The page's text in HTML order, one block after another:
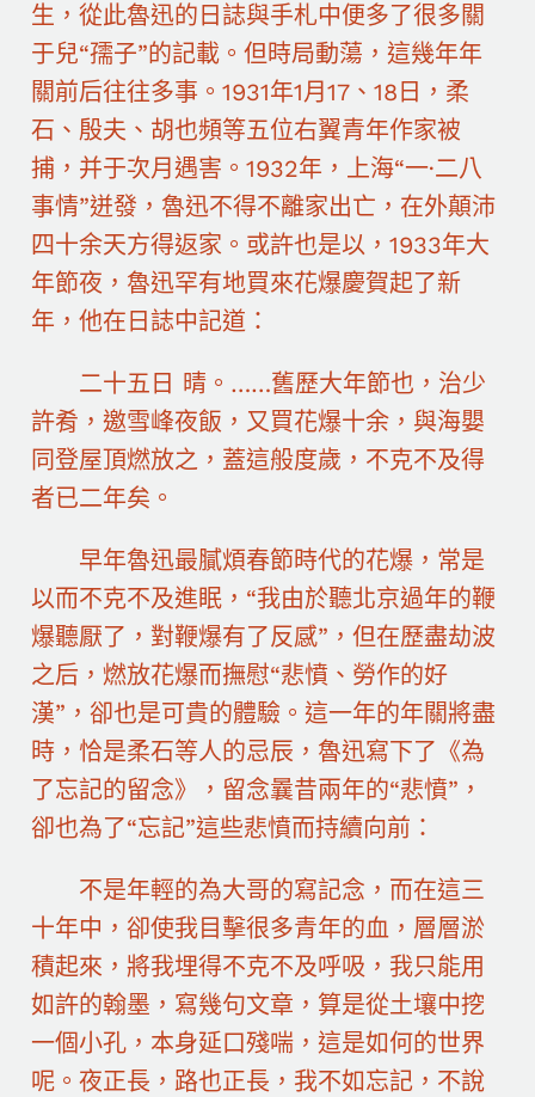
生，從此魯迅的日誌與手札中便多了很多關
于兒“孺子”的記載。但時局動蕩，這幾年年
關前后往往多事。1931年1月17、18日，柔
石、殷夫、胡也頻等五位右翼青年作家被
捕，并于次月遇害。1932年，上海“一·二八
事情”迸發，魯迅不得不離家出亡，在外顛沛
四十余天方得返家。或許也是以，1933年大
年節夜，魯迅罕有地買來花爆慶賀起了新
年，他在日誌中記道：
二十五日 晴。……舊歷大年節也，治少
許肴，邀雪峰夜飯，又買花爆十余，與海嬰
同登屋頂燃放之，蓋這般度歲，不克不及得
者已二年矣。
早年魯迅最膩煩春節時代的花爆，常是
以而不克不及進眠，“我由於聽北京過年的鞭
爆聽厭了，對鞭爆有了反感”，但在歷盡劫波
之后，燃放花爆而撫慰“悲憤、勞作的好
漢”，卻也是可貴的體驗。這一年的年關將盡
時，恰是柔石等人的忌辰，魯迅寫下了《為
了忘記的留念》，留念曩昔兩年的“悲憤”，
卻也為了“忘記”這些悲憤而持續向前：
不是年輕的為大哥的寫記念，而在這三
十年中，卻使我目擊很多青年的血，層層淤
積起來，將我埋得不克不及呼吸，我只能用
如許的翰墨，寫幾句文章，算是從土壤中挖
一個小孔，本身延口殘喘，這是如何的世界
呢。夜正長，路也正長，我不如忘記，不說